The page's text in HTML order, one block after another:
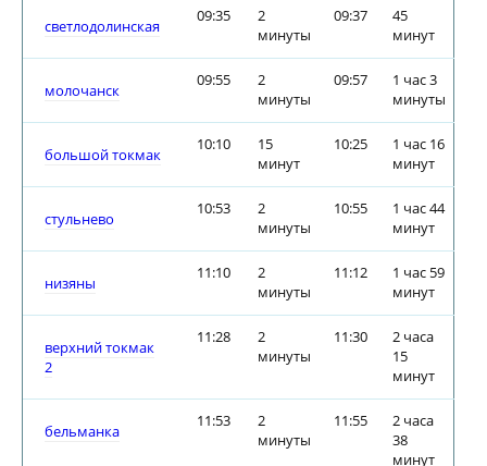
светлодолинская
09:35
2
минуты
09:37
45
минут
молочанск
09:55
2
минуты
09:57
1 час 3
минуты
большой токмак
10:10
15
минут
10:25
1 час 16
минут
стульнево
10:53
2
минуты
10:55
1 час 44
минут
низяны
11:10
2
минуты
11:12
1 час 59
минут
верхний токмак
2
11:28
2
минуты
11:30
2 часа
15
минут
бельманка
11:53
2
минуты
11:55
2 часа
38
минут